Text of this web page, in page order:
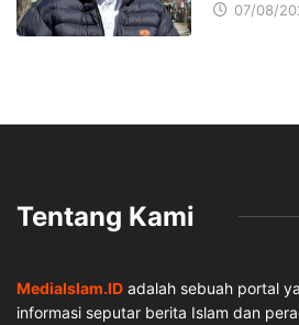
07/08/
Tentang Kami
MediaIslam.ID adalah sebuah portal
informasi seputar berita Islam dan